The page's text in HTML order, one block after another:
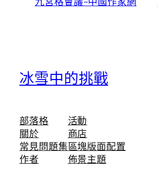
冰雪中的挑戰
部落格
關於
常見問題集
作者
活動
商店
區塊版面配置
佈景主題